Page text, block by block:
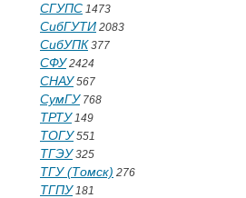
СГУПС 1473
СибГУТИ 2083
СибУПК 377
СФУ2424
СНАУ567
СумГУ768
ТРТУ149
ТОГУ551
ТГЭУ325
ТГУ (Томск) 276
ТГПУ181